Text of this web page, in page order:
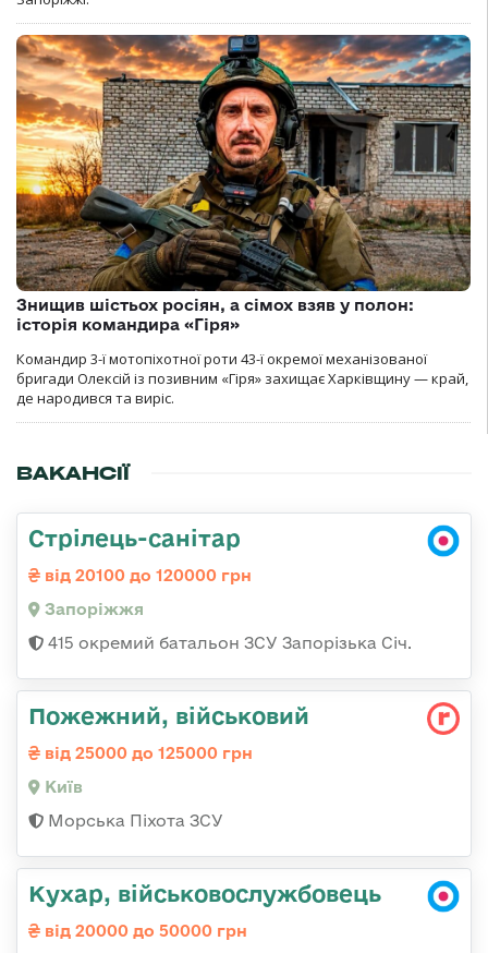
Знищив шістьох росіян, а сімох взяв у полон:
історія командира «Гіря»
Командир 3-ї мотопіхотної роти 43-ї окремої механізованої
бригади Олексій із позивним «Гіря» захищає Харківщину — край,
де народився та виріс.
ВАКАНСІЇ
Стрілець-санітар
від 20100 до 120000 грн
Запоріжжя
415 окремий батальон ЗСУ Запорізька Січ.
Пожежний, військовий
від 25000 до 125000 грн
Київ
Морська Піхота ЗСУ
Кухар, військовослужбовець
від 20000 до 50000 грн